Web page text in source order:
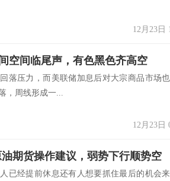
12月23日
空间临尾声，有色黑色齐高空
落压力，而美联储加息后对大宗商品市场
，周线形成一...
12月23日
期货操作建议，弱势下行顺势空
已经提前休息还有人想要抓住最后的机会